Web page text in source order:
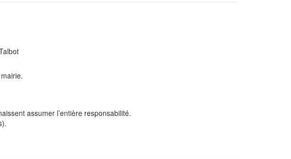
assumer l’entière responsabilité.